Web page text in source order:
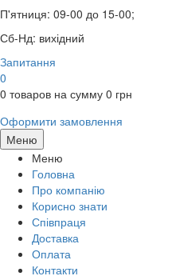
П'ятниця: 09-00 до 15-00;
Сб-Нд: вихідний
Запитання
0
0 товаров на сумму 0 грн
Оформити замовлення
Меню
Меню
Головна
Про компанію
Корисно знати
Співпраця
Доставка
Оплата
Контакти